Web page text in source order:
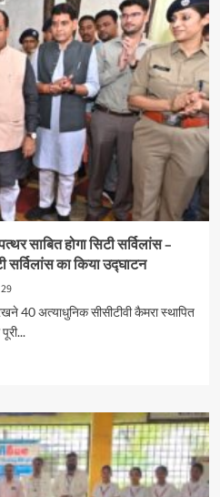
साबित होगा सिटी सर्विलांस –
का किया उद्घाटन
29
40 अत्याधुनिक सीसीटीवी कैमरा स्थापित